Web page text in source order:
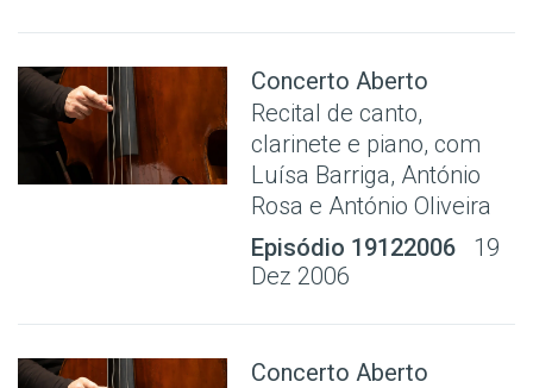
Concerto Aberto
Recital de canto,
clarinete e piano, com
Luísa Barriga, António
Rosa e António Oliveira
Episódio 19122006
19
Dez 2006
Concerto Aberto